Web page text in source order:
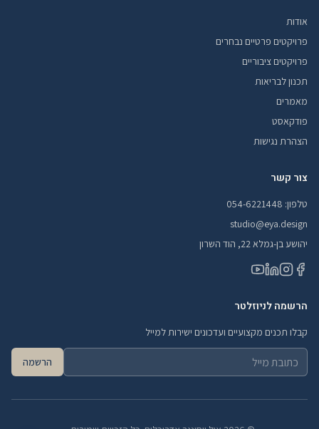
אודות
פרויקטים פרטיים נבחרים
פרויקטים ציבוריים
תכנון לבריאות
מאמרים
פודקאסט
הצהרת נגישות
צור קשר
טלפון: 054-6221448
studio@eya.design
יהושע בן-גמלא 22, הוד השרון
הרשמה לניוזלטר
קבלו תכנים מקצועיים ועדכונים ישירות למייל
הרשמה